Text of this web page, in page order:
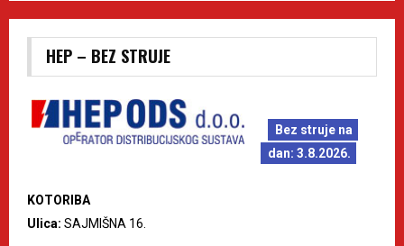
HEP – BEZ STRUJE
Bez struje na
dan: 3.8.2026.
KOTORIBA
Ulica: SAJMIŠNA 16.